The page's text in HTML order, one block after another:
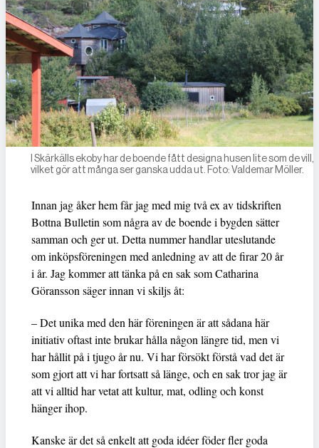
I Skärkälls ekoby har de boende fått designa husen lite som de vill,
vilket gör att många ser ganska udda ut. Foto: Valdemar Möller.
Innan jag åker hem får jag med mig två ex av tidskriften
Bottna Bulletin som några av de boende i bygden sätter
samman och ger ut. Detta nummer handlar uteslutande
om inköpsföreningen med anledning av att de firar 20 år
i år. Jag kommer att tänka på en sak som Catharina
Göransson säger innan vi skiljs åt:
– Det unika med den här föreningen är att sådana här
initiativ oftast inte brukar hålla någon längre tid, men vi
har hållit på i tjugo år nu. Vi har försökt förstå vad det är
som gjort att vi har fortsatt så länge, och en sak tror jag är
att vi alltid har vetat att kultur, mat, odling och konst
hänger ihop.
Kanske är det så enkelt att goda idéer föder fler goda